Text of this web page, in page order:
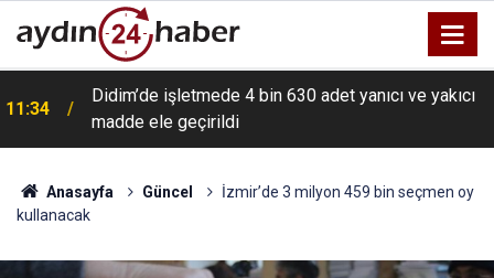
11:34
Didim’de işletmede 4 bin 630 adet yanıcı ve yakıcı
madde ele geçirildi
Anasayfa Güncel
İzmir’de 3 milyon 459 bin seçmen oy
kullanacak